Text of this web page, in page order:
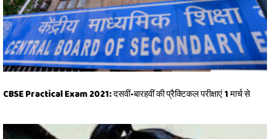
CBSE Practical Exam 2021: दसवीं-बारहवीं की प्रैक्टिकल परीक्षाएं 1 मार्च से